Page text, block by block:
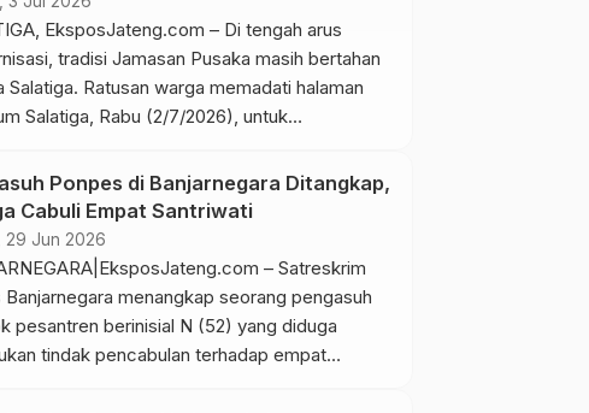
tersebut memiliki prospek besar […]
EksposJateng.com – Di tengah arus
tradisi Jamasan Pusaka masih bertahan
Salatiga. Ratusan warga memadati halaman
Salatiga, Rabu (2/7/2026), untuk
bagian dari warisan budaya leluhur.
digelar di depan Prasasti Batu Tulis
salah satu cagar budaya penting di
Kirab bregada membuka rangkaian […]
Ponpes di Banjarnegara Ditangkap,
Cabuli Empat Santriwati
29 Jun 2026
– Satreskrim
Banjarnegara menangkap seorang pengasuh
pesantren berinisial N (52) yang diduga
tindak pencabulan terhadap empat